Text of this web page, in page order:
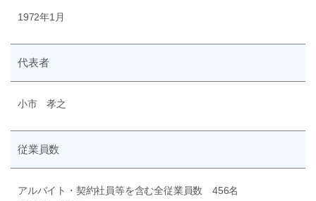
1972年1月
代表者
小市 孝之
従業員数
アルバイト・契約社員等を含む全従業員数 456名